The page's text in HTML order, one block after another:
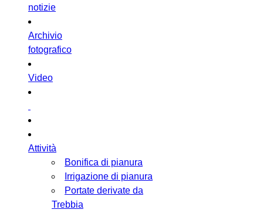
notizie
Archivio
fotografico
Video
Attività
Bonifica di pianura
Irrigazione di pianura
Portate derivate da
Trebbia